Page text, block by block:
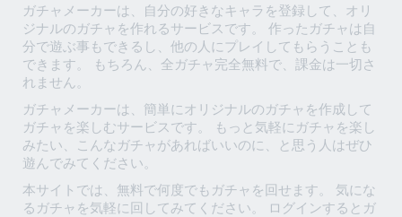
ガチャメーカーは、自分の好きなキャラを登録して、オリ
ジナルのガチャを作れるサービスです。 作ったガチャは自
分で遊ぶ事もできるし、他の人にプレイしてもらうことも
できます。 もちろん、全ガチャ完全無料で、課金は一切さ
れません。
ガチャメーカーは、簡単にオリジナルのガチャを作成して
ガチャを楽しむサービスです。 もっと気軽にガチャを楽し
みたい、こんなガチャがあればいいのに、と思う人はぜひ
遊んでみてください。
本サイトでは、無料で何度でもガチャを回せます。 気にな
るガチャを気軽に回してみてください。 ログインするとガ